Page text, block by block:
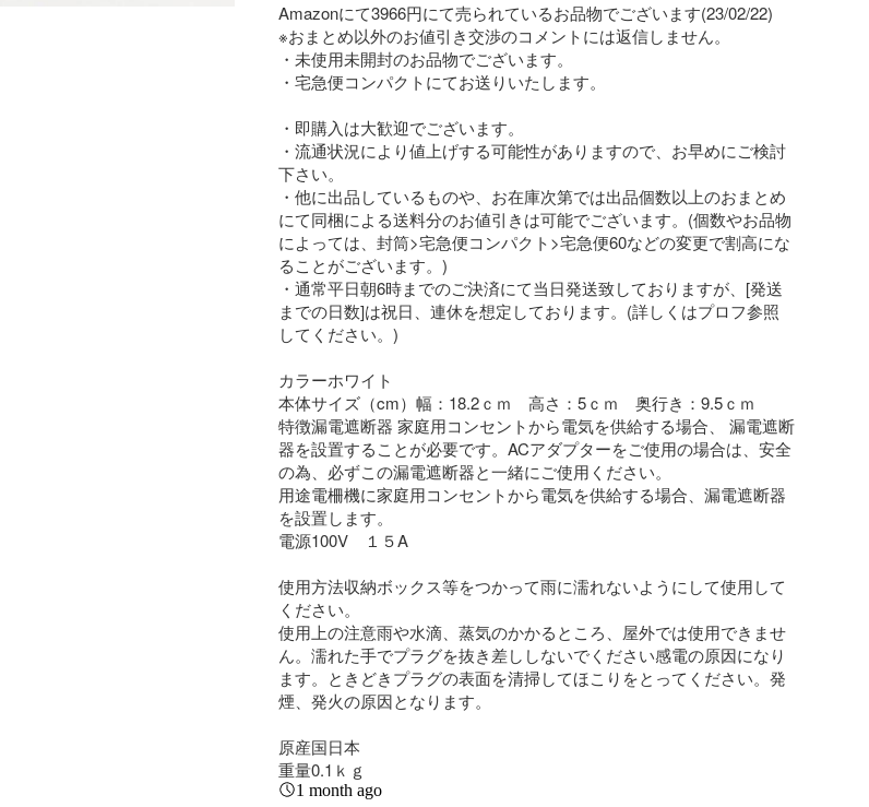
Amazonにて3966円にて売られているお品物でございます(23/02/22)
※おまとめ以外のお値引き交渉のコメントには返信しません。
・未使用未開封のお品物でございます。
・宅急便コンパクトにてお送りいたします。
・即購入は大歓迎でございます。
・流通状況により値上げする可能性がありますので、お早めにご検討
下さい。
・他に出品しているものや、お在庫次第では出品個数以上のおまとめ
にて同梱による送料分のお値引きは可能でございます。(個数やお品物
によっては、封筒>宅急便コンパクト>宅急便60などの変更で割高にな
ることがございます。)
・通常平日朝6時までのご決済にて当日発送致しておりますが、[発送
までの日数]は祝日、連休を想定しております。(詳しくはプロフ参照
してください。)
カラーホワイト
本体サイズ（cm）幅：18.2ｃｍ　高さ：5ｃｍ　奥行き：9.5ｃｍ
特徴漏電遮断器 家庭用コンセントから電気を供給する場合、 漏電遮断
器を設置することが必要です。ACアダプターをご使用の場合は、安全
の為、必ずこの漏電遮断器と一緒にご使用ください。
用途電柵機に家庭用コンセントから電気を供給する場合、漏電遮断器
を設置します。
電源100V　１５A
使用方法収納ボックス等をつかって雨に濡れないようにして使用して
ください。
使用上の注意雨や水滴、蒸気のかかるところ、屋外では使用できませ
ん。濡れた手でプラグを抜き差ししないでください感電の原因になり
ます。ときどきプラグの表面を清掃してほこりをとってください。発
煙、発火の原因となります。
原産国日本
重量0.1ｋｇ
1 month ago